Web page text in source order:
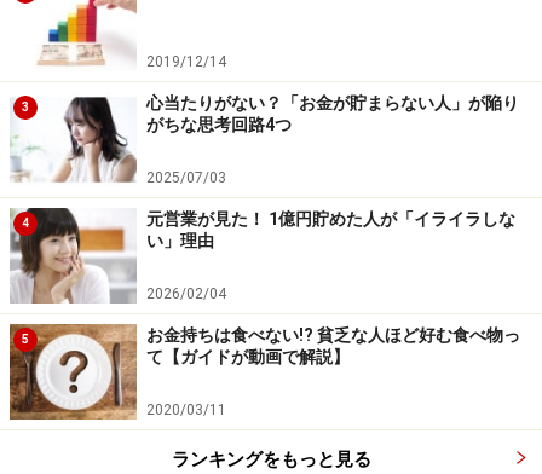
金持ちにつながる期待が持てる1つ目の食生活は、
糖・塩・油の少ない食事」
採集民族だった頃は、糖質・塩分・油分は貴重な食料で
した。僕らの脳はこれらの食品を「貴重だ！」と認識す
ることから、密度の高い砂糖・塩・油を摂取すると脳が
暴走します。
過度な砂糖・塩・油は脳を暴走させ、自制心を崩壊させ
ます。これが原因となり、いくら食べても「美味い！ も
っと食べたい！」と、さらに食事を求めるようになるで
しょう。この悪循環は、僕らが貧乏体質になる要因にも
なります。
自制心を守るためにも、できるだけ味付けの薄い食事
2019/12/14
3
心当たりがない？「お金が貯まらない人」が陥り
がちな思考回路4つ
2025/07/03
4
元営業が見た！ 1億円貯めた人が「イライラしな
い」理由
2026/02/04
5
お金持ちは食べない!? 貧乏な人ほど好む食べ物っ
て【ガイドが動画で解説】
2020/03/11
ランキングをもっと見る